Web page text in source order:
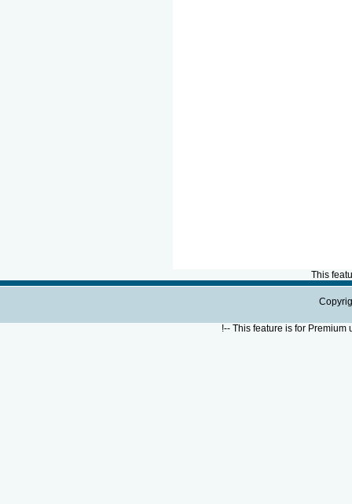
This
!--This feature is for Premium